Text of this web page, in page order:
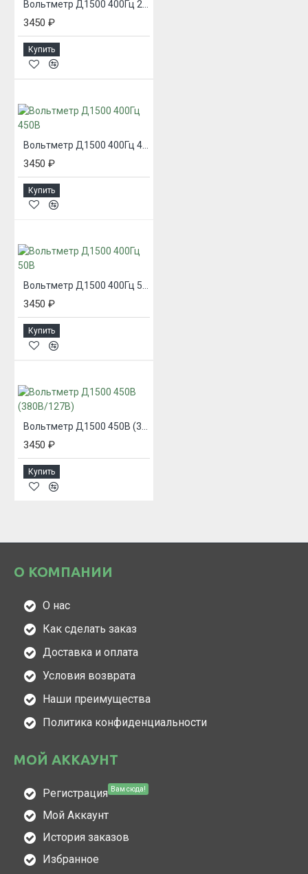
3450 ₽
Купить
3450 ₽
Купить
Вольтметр Д1500 400Гц 50В
3450 ₽
Купить
Вольтметр Д1500 450В (380В/127В)
3450 ₽
Купить
О КОМПАНИИ
О нас
Как сделать заказ
Доставка и оплата
Условия возврата
Наши преимущества
Политика конфиденциальности
МОЙ АККАУНТ
Регистрация Вам сюда!
Мой Аккаунт
История заказов
Избранное